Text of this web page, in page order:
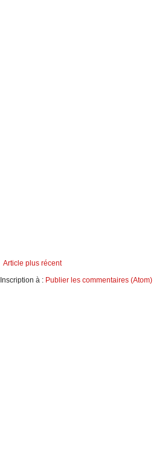
Article plus récent
Inscription à : Publier les commentaires (Atom)